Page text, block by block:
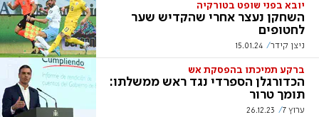
יובא בפני שופט בטורקיה
השחקן נעצר אחרי שהקדיש שער
לחטופים
ניצן קידר 15.01.24
ברקע תמיכתו בהפסקת אש
הכדורגלן הספרדי נגד ראש ממשלתו:
תומך טרור
ערוץ 7 26.12.23